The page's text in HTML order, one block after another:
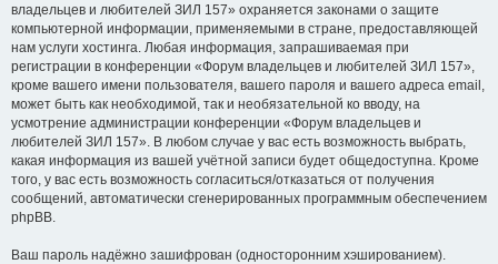
владельцев и любителей ЗИЛ 157» охраняется законами о защите
компьютерной информации, применяемыми в стране, предоставляющей
нам услуги хостинга. Любая информация, запрашиваемая при
регистрации в конференции «Форум владельцев и любителей ЗИЛ 157»,
кроме вашего имени пользователя, вашего пароля и вашего адреса email,
может быть как необходимой, так и необязательной ко вводу, на
усмотрение администрации конференции «Форум владельцев и
любителей ЗИЛ 157». В любом случае у вас есть возможность выбрать,
какая информация из вашей учётной записи будет общедоступна. Кроме
того, у вас есть возможность согласиться/отказаться от получения
сообщений, автоматически сгенерированных программным обеспечением
phpBB.
Ваш пароль надёжно зашифрован (односторонним хэшированием).